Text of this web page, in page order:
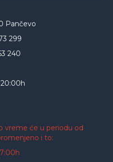
Pančevo
299
240
vreme će u periodu od
i to: